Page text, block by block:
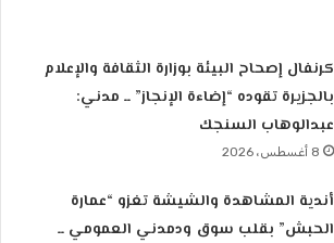
كرنفال إصحاح البيئة بوزارة الثقافة والإعلام
بالجزيرة تقوده “إضاءة الإنجاز” ــ مدني:
عبدالوهاب السنجك
8 أغسطس، 2026
أندية المشاهدة والشيشة تغزو “عمارة
الحبش” بقلب سوق ودمدني العمومي ــ